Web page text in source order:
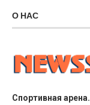
О НАС
Спортивная арена.